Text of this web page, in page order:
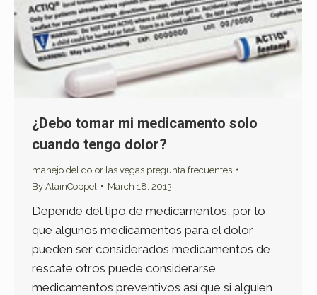
¿Debo tomar mi medicamento solo
cuando tengo dolor?
manejo del dolor las vegas pregunta frecuentes
By AlainCoppel March 18, 2013
Depende del tipo de medicamentos, por lo
que algunos medicamentos para el dolor
pueden ser considerados medicamentos de
rescate otros puede considerarse
medicamentos preventivos así que si alguien